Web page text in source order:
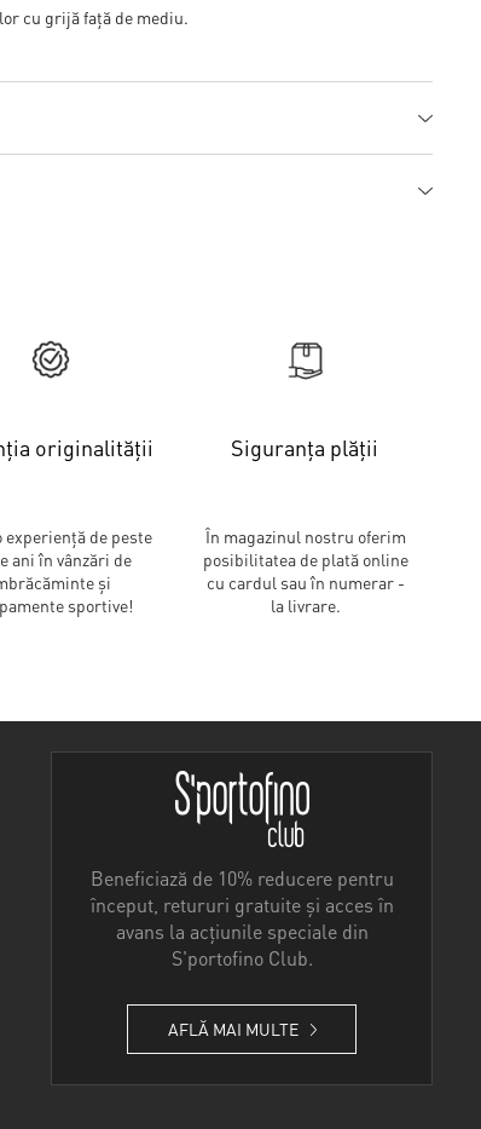
cu grijă față de mediu.
originalității
experiență de peste
ani în vânzări de
și
sportive!
Siguranța plății
În magazinul nostru oferim
posibilitatea de plată online
cu cardul sau în numerar -
la livrare.
Beneficiază de 10% reducere pentru
început, retururi gratuite și acces în
avans la acțiunile speciale din
S'portofino Club.
AFLĂ MAI MULTE